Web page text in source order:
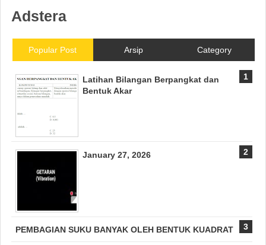
Adstera
Popular Post Arsip Category
Latihan Bilangan Berpangkat dan
Bentuk Akar
January 27, 2026
PEMBAGIAN SUKU BANYAK OLEH BENTUK KUADRAT